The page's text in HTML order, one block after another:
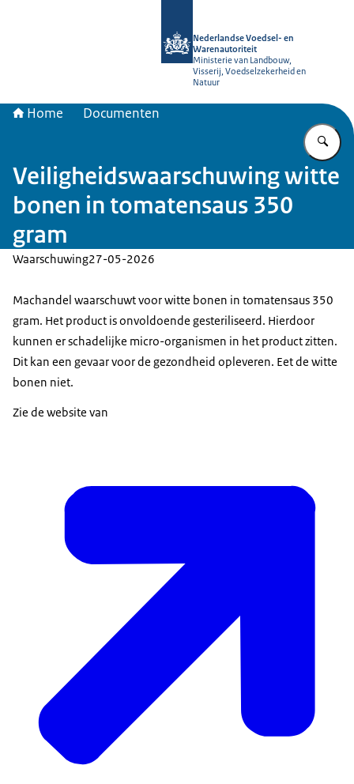
Nederlandse Voedsel- en
Warenautoriteit
Ministerie van Landbouw,
Visserij, Voedselzekerheid en
Natuur
Home Documenten
Veiligheidswaarschuwing witte
bonen in tomatensaus 350
gram
Waarschuwing27-05-2026
Machandel waarschuwt voor witte bonen in tomatensaus 350
gram. Het product is onvoldoende gesteriliseerd. Hierdoor
kunnen er schadelijke micro-organismen in het product zitten.
Dit kan een gevaar voor de gezondheid opleveren. Eet de witte
bonen niet.
Zie de website van